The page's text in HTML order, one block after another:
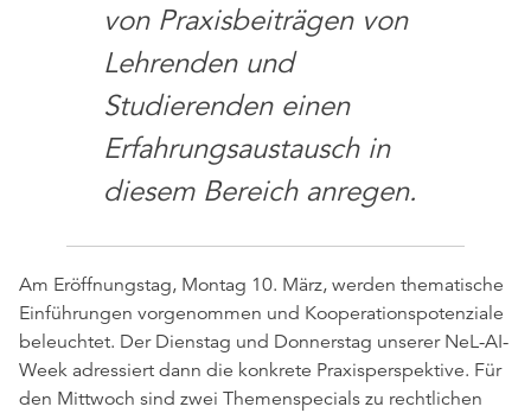
von Praxisbeiträgen von
Lehrenden und
Studierenden einen
Erfahrungsaustausch in
diesem Bereich anregen.
Am Eröffnungstag, Montag 10. März, werden thematische
Einführungen vorgenommen und Kooperationspotenziale
beleuchtet. Der Dienstag und Donnerstag unserer NeL-AI-
Week adressiert dann die konkrete Praxisperspektive. Für
den Mittwoch sind zwei Themenspecials zu rechtlichen